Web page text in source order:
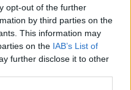
opt-out of the further
by third parties on the
This information may
on the IAB’s List of
further disclose it to other
(ΕΝΤΕΧΝΟ-ΡΟΚ)